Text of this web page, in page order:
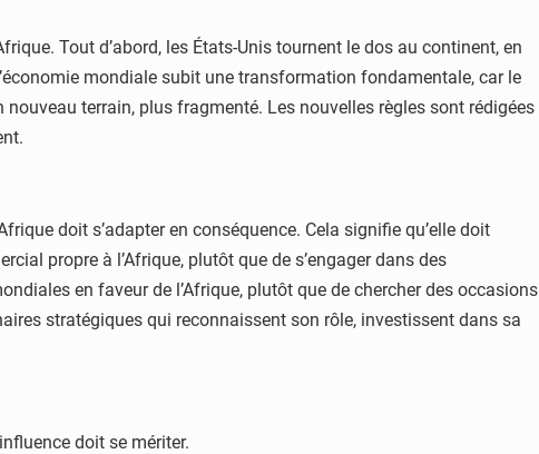
Tout d’abord, les États-Unis tournent le dos au continent, en
mondiale subit une transformation fondamentale, car le
terrain, plus fragmenté. Les nouvelles règles sont rédigées
doit s’adapter en conséquence. Cela signifie qu’elle doit
propre à l’Afrique, plutôt que de s’engager dans des
en faveur de l’Afrique, plutôt que de chercher des occasions
stratégiques qui reconnaissent son rôle, investissent dans sa
doit se mériter.